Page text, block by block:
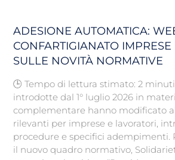
ADESIONE AUTOMATICA:
CONFARTIGIANATO
SULLE NOVITÀ NORMATIVE
🕒 Tempo di lettura stimato: 2
introdotte dal 1° luglio 2026 in
complementare hanno modificato
rilevanti per imprese e lavoratori,
procedure e specifici adempimenti.
il nuovo quadro normativo,